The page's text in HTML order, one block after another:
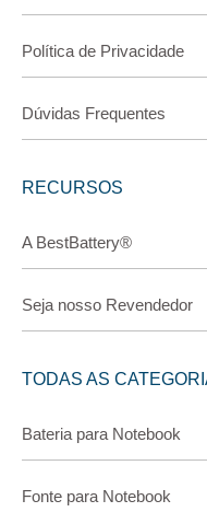
Política de Privacidade
Dúvidas Frequentes
RECURSOS
A BestBattery®
Seja nosso Revendedor
TODAS AS
Bateria para Notebook
Fonte para Notebook